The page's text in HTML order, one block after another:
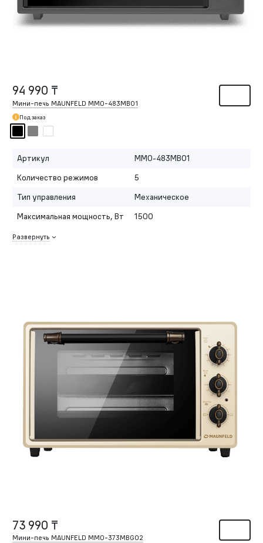
94 990 ₸
Мини-печь MAUNFELD MMO-483MB01
Под заказ
Артикул
MMO-483MB01
Количество режимов
5
Тип управления
Механическое
Максимальная мощность, Вт
1500
Развернуть
73 990 ₸
Мини-печь MAUNFELD MMO-373MBG02